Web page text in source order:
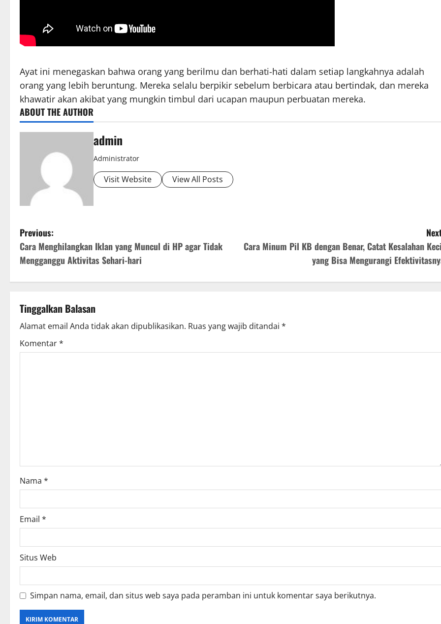
Ayat ini menegaskan bahwa orang yang berilmu dan berhati-hati dalam setiap langkahnya adalah
orang yang lebih beruntung. Mereka selalu berpikir sebelum berbicara atau bertindak, dan mereka
khawatir akan akibat yang mungkin timbul dari ucapan maupun perbuatan mereka.
ABOUT THE AUTHOR
admin
Administrator
Visit Website View All Posts
P
o
s
n
a
v
i
o
n
Previous:
Cara Menghilangkan Iklan yang Muncul di HP agar Tidak
Mengganggu Aktivitas Sehari-hari
Cara Minum Pil KB dengan Benar, Catat Kesalahan
yang Bisa Mengurangi
Tinggalkan Balasan
Alamat email Anda tidak akan dipublikasikan. Ruas yang wajib ditandai *
Komentar*
Nama *
Email *
Situs Web
Simpan nama, email, dan situs web saya pada peramban ini untuk komentar saya berikutnya.